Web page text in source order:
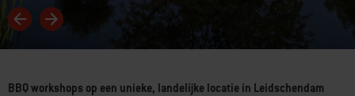
BBQ workshops op een unieke, landelijke locatie in Leidschendam